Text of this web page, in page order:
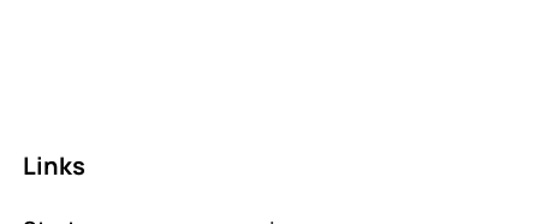
Links